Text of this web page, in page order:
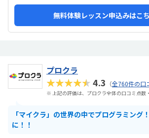
無料体験レッスン申込みはこ
プロクラ
★★★★★4.3 （全760件の口
※ 上記の評価は、プロクラ全体の口コミ点数
「マイクラ」の世界の中でプログラミング
に！！